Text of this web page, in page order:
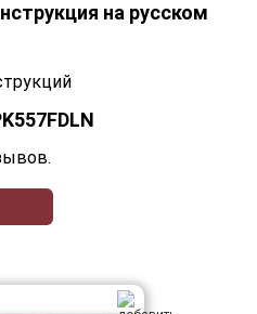
на русском